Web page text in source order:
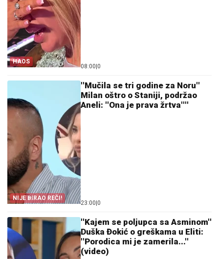
HAOS
08:00 0
NIJE BIRAO REČI!
''Mučila se tri godine za Noru''
Milan oštro o Staniji, podržao
Aneli: ''Ona je prava žrtva''''
23:00 0
''Kajem se poljupca sa Asminom''
Duška Đokić o greškama u Eliti:
''Porodica mi je zamerila...''
(video)